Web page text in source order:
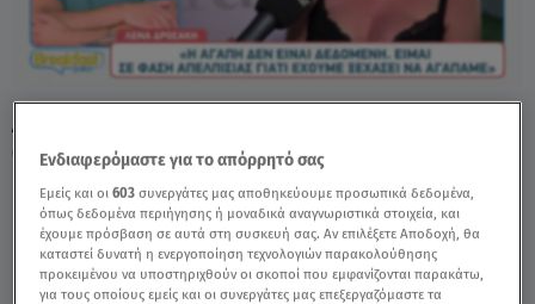
Λένα Δροσάκη: Η Ξεκάθαρη Θέση Της Για Τα
Ομόφυλα Ζευγάρια - Video
Ενδιαφερόμαστε για το απόρρητό σας
Εμείς και οι603 συνεργάτες μας αποθηκεύουμε προσωπικά δεδομένα,
όπως δεδομένα περιήγησης ή μοναδικά αναγνωριστικά στοιχεία, και
έχουμε πρόσβαση σε αυτά στη συσκευή σας. Αν επιλέξετε Αποδοχή, θα
καταστεί δυνατή η ενεργοποίηση τεχνολογιών παρακολούθησης
προκειμένου να υποστηριχθούν οι σκοποί που εμφανίζονται παρακάτω,
για τους οποίους εμείς και οι συνεργάτες μας επεξεργαζόμαστε τα